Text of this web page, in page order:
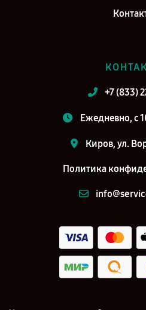
+7 (833)
Ежедневно, с
Киров, ул.
Политика